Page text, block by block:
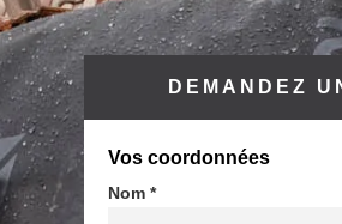
DEMANDEZ
Vos coordonnées
Nom *